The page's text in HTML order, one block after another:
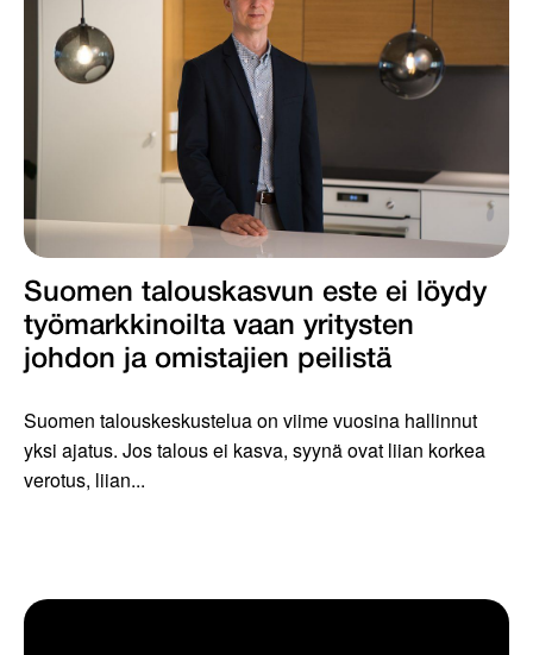
Suomen talouskasvun este ei löydy
työmarkkinoilta vaan yritysten
johdon ja omistajien peilistä
Suomen talouskeskustelua on viime vuosina hallinnut
yksi ajatus. Jos talous ei kasva, syynä ovat liian korkea
verotus, liian...